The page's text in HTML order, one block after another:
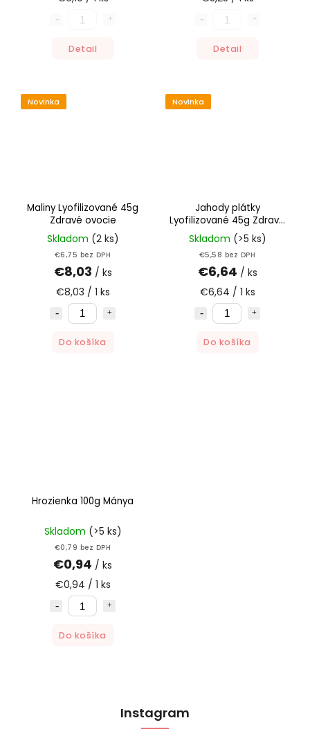
Detail Detail
Novinka
Maliny Lyofilizované 45g
Zdravé ovocie
Skladom (2 ks)
€6,75 bez DPH
€8,03 / ks
€8,03 / 1 ks
Do košíka
Novinka
Jahody plátky
Lyofilizované 45g Zdravé
ovocie
Skladom (>5 ks)
€5,58 bez DPH
€6,64 / ks
€6,64 / 1 ks
Do košíka
Hrozienka 100g Mánya
Skladom (>5 ks)
€0,79 bez DPH
€0,94 / ks
€0,94 / 1 ks
Do košíka
Instagram